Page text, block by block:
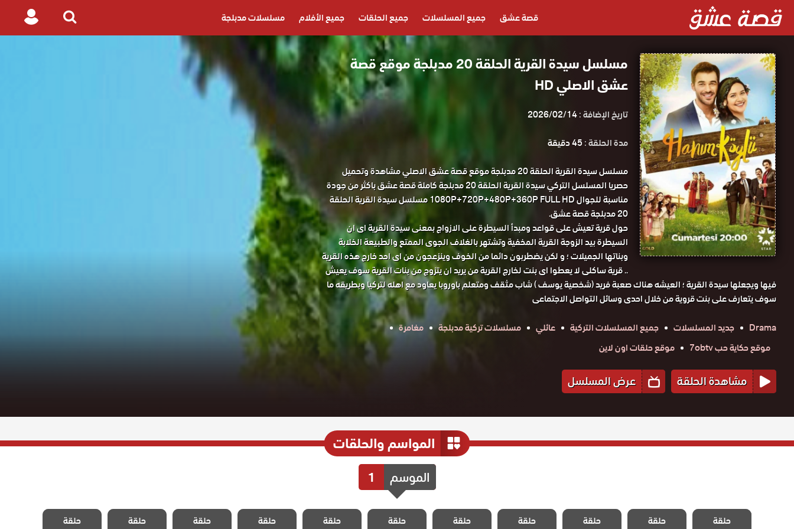
قصة عشق جميع المسلسلات جميع الحلقات جميع الأفلام مسلسلات مدبلجة
Search
Login
مسلسل سيدة القرية الحلقة 20 مدبلجة موقع قصة
عشق الاصلي HD
تاريخ الإضافة :2026/02/14
مدة الحلقة :45 دقيقة
مسلسل سيدة القرية الحلقة 20 مدبلجة موقع قصة عشق الاصلي مشاهدة وتحميل
حصريا المسلسل التركي سيدة القرية الحلقة 20 مدبلجة كاملة قصة عشق باكثر من جودة
مناسبة للجوال 1080P+720P+480P+360P FULL HD مسلسل سيدة القرية الحلقة
20 مدبلجة قصة عشق.
حول قرية تعيش على قواعد ومبدأ السيطرة على الازواج بمعنى سيدة القرية اى ان
السيطرة بيد الزوجة القرية المخفية وتشتهر بالغلاف الجوى الممتع والطبيعة الخلابة
وبناتها الجميلات ؛ و لكن يضطربون دائما من الخوف وينزعجون من اى احد خارج هذه القرية
.. قرية ساكلى لا يعطوا اى بنت لخارج القرية من يريد ان يتزوج من بنات القرية سوف يعيش
فيها ويجعلها سيدة القرية ؛ العيشه هناك صعبة فريد (شخصية يوسف ) شاب مثقف ومتعلم باوروبا يعاود مع اهله لتركيا وبطريقه ما
سوف يتعارف على بنت قروية من خلال احدى وسائل التواصل الاجتماعى
Drama
جديد المسلسلات جميع المسلسلات التركية عائلي مسلسلات تركية مدبلجة
مغامرة
موقع حكاية حب 7obtv
موقع حلقات اون لاين
مشاهدة الحلقة عرض المسلسل
المواسم والحلقات
الموسم 1
القرية مدبلج
حلقة
مسلسل سيدة
القرية مدبلج
حلقة
مسلسل سيدة
القرية مدبلج
حلقة
مسلسل سيدة
القرية مدبلج
حلقة
مسلسل سيدة
القرية مدبلج
حلقة
مسلسل سيدة
القرية مدبلج
حلقة
مسلسل سيدة
القرية مدبلج
حلقة
مسلسل سيدة
القرية مدبلج
حلقة
مسلسل سيدة
القرية مدبلج
حلقة
مسلسل سيدة
القرية مدبلج
حلقة
مسلسل سيدة
القرية مدبلج
حلقة